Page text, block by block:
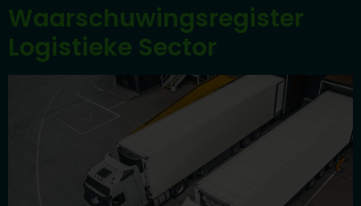
Waarschuwings­register
Logistieke Sector